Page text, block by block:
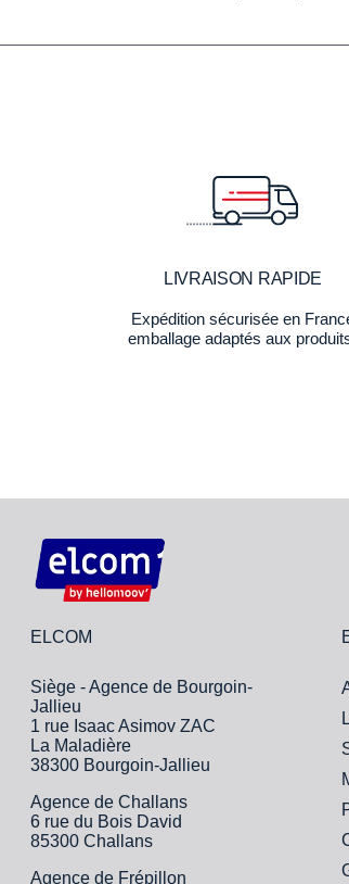
LIVRAISON RAPIDE
Expédition sécurisée en
emballage adaptés aux
ELCOM
Siège - Agence de Bourgoin-
Jallieu
1 rue Isaac Asimov ZAC
La Maladière
38300 Bourgoin-Jallieu
Agence de Challans
6 rue du Bois David
85300 Challans
Agence de Frépillon